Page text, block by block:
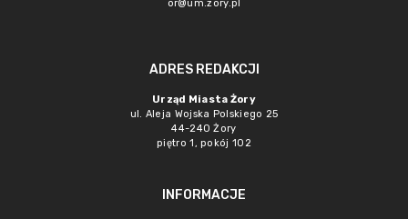
or@um.zory.pl
ADRES REDAKCJI
Urząd Miasta Żory
ul. Aleja Wojska Polskiego 25
44-240 Żory
piętro 1, pokój 102
INFORMACJE